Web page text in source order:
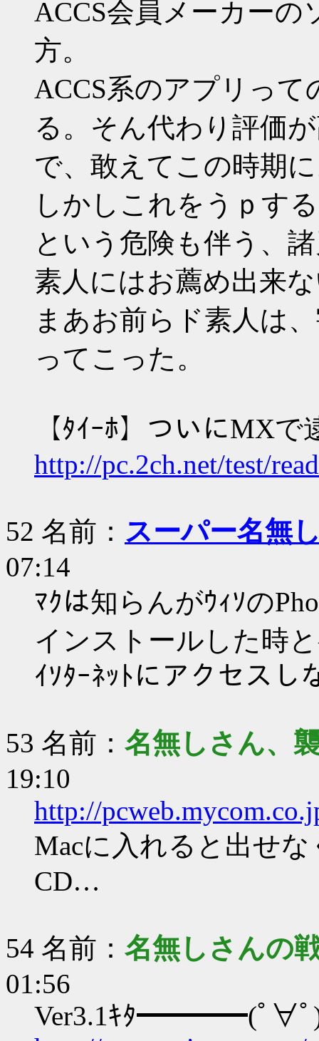
ACCS会員メーカー
方。
ACCS系のアプリっ
る。そん代わり評価
で、敢えてこの時期
しかしこれをうｐす
という危険も伴う、
素人にはお薦め出来
まあお前らド素人は
ってこった。
【ﾀｲｰﾎ】ついにMX
http://pc.2ch.net/test/
52 名前： スーパー名無
07:14
ﾏｸは知らんがｳｨｿの
インストールした時
ｲｿﾀｰﾈｯﾄにアクセスし
53 名前： 名無しさん、
19:10
http://
Macに入れると出せ
CD…
54 名前： 名無しさんの
01:56
Ver3.1ｷﾀ━━━━(ﾟ